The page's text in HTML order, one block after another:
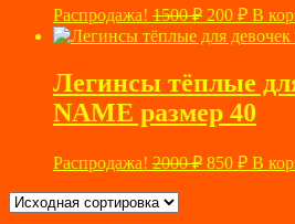
Распродажа! 1500₽
цена
составляла
200 ₽
цена:
В
Легинсы тёплые
NAME размер 40
Распродажа! 2000₽ 850 ₽
цена:
В